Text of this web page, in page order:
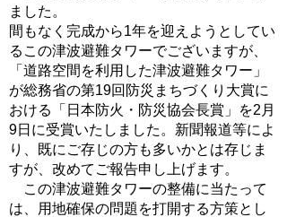
ました。
間もなく完成から1年を迎えようとしてい
るこの津波避難タワーでございますが、
「道路空間を利用した津波避難タワー」
が総務省の第19回防災まちづくり大賞に
おける「日本防火・防災協会長賞」を2月
9日に受賞いたしました。新聞報道等によ
り、既にご存じの方も多いかとは存じま
すが、改めてご報告申し上げます。
この津波避難タワーの整備に当たって
は、用地確保の問題を打開する方策とし